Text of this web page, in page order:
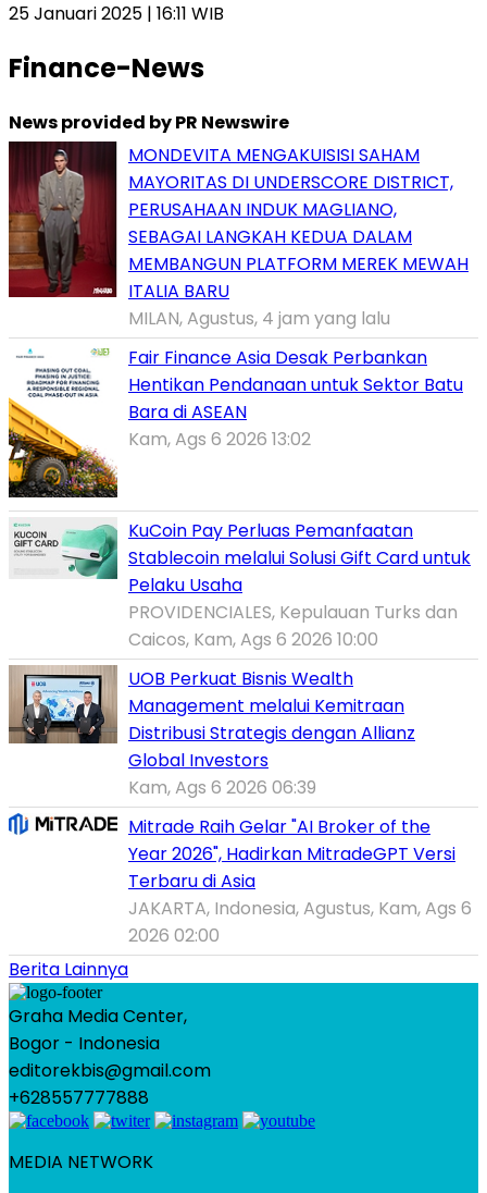
25 Januari 2025 | 16:11 WIB
Finance-News
News provided by PR Newswire
MONDEVITA MENGAKUISISI SAHAM
MAYORITAS DI UNDERSCORE DISTRICT,
PERUSAHAAN INDUK MAGLIANO,
SEBAGAI LANGKAH KEDUA DALAM
MEMBANGUN PLATFORM MEREK MEWAH
ITALIA BARU
MILAN, Agustus, 4 jam yang lalu
Fair Finance Asia Desak Perbankan
Hentikan Pendanaan untuk Sektor Batu
Bara di ASEAN
Kam, Ags 6 2026 13:02
KuCoin Pay Perluas Pemanfaatan
Stablecoin melalui Solusi Gift Card untuk
Pelaku Usaha
PROVIDENCIALES, Kepulauan Turks dan
Caicos, Kam, Ags 6 2026 10:00
UOB Perkuat Bisnis Wealth
Management melalui Kemitraan
Distribusi Strategis dengan Allianz
Global Investors
Kam, Ags 6 2026 06:39
Mitrade Raih Gelar "AI Broker of the
Year 2026", Hadirkan MitradeGPT Versi
Terbaru di Asia
JAKARTA, Indonesia, Agustus, Kam, Ags 6
2026 02:00
Berita Lainnya
Graha Media Center,
Bogor - Indonesia
editorekbis@gmail.com
+628557777888
MEDIA NETWORK